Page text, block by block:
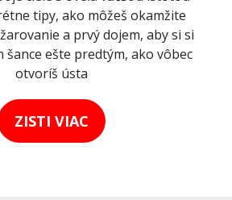
tipy, ako môžeš okamžite
a prvý dojem, aby si si
šance ešte predtým, ako vôbec
otvoríš ústa
ZISTI VIAC